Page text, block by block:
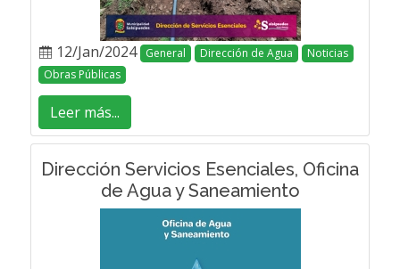
12/Jan/2024 General Dirección de Agua
Noticias
Obras Públicas
Leer más...
Dirección Servicios Esenciales, Oficina
de Agua y Saneamiento